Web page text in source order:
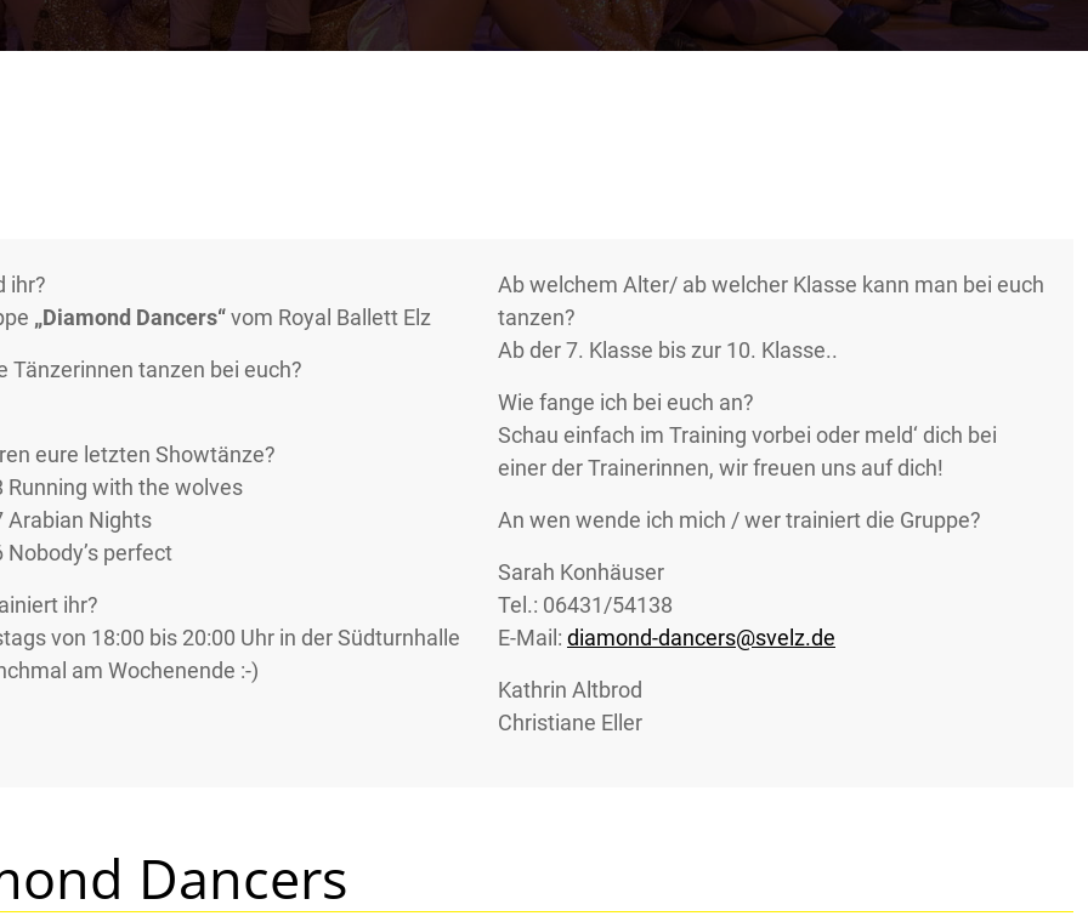
ihr?
„Diamond Dancers“vom Royal Ballett Elz
Tänzerinnen tanzen bei euch?
eure letzten Showtänze?
Running with the wolves
Arabian Nights
perfect
ihr?
von 18:00 bis 20:00 Uhr in der Südturnhalle
am Wochenende :-)
Ab welchem Alter/ ab welcher Klasse kann man bei euch
tanzen?
Ab der 7. Klasse bis zur 10. Klasse..
Wie fange ich bei euch an?
Schau einfach im Training vorbei oder meld‘ dich bei
einer der Trainerinnen, wir freuen uns auf dich!
An wen wende ich mich / wer trainiert die Gruppe?
Sarah Konhäuser
Tel.: 06431/54138
E-Mail: diamond-dancers@svelz.de
Kathrin Altbrod
Christiane Eller
Dancers